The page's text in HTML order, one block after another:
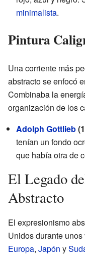
minimalista.
Pintura
Una corriente más
abstracto se enfocó
Combinaba la
organización de los
Adolph Gottlieb
tenían un fondo
que había otra de
El Legado
Abstracto
El expresionismo
Unidos durante
Europa, Japón y